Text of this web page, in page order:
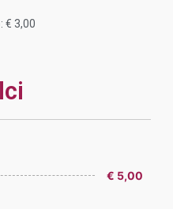
: € 3,00
€ 5,00